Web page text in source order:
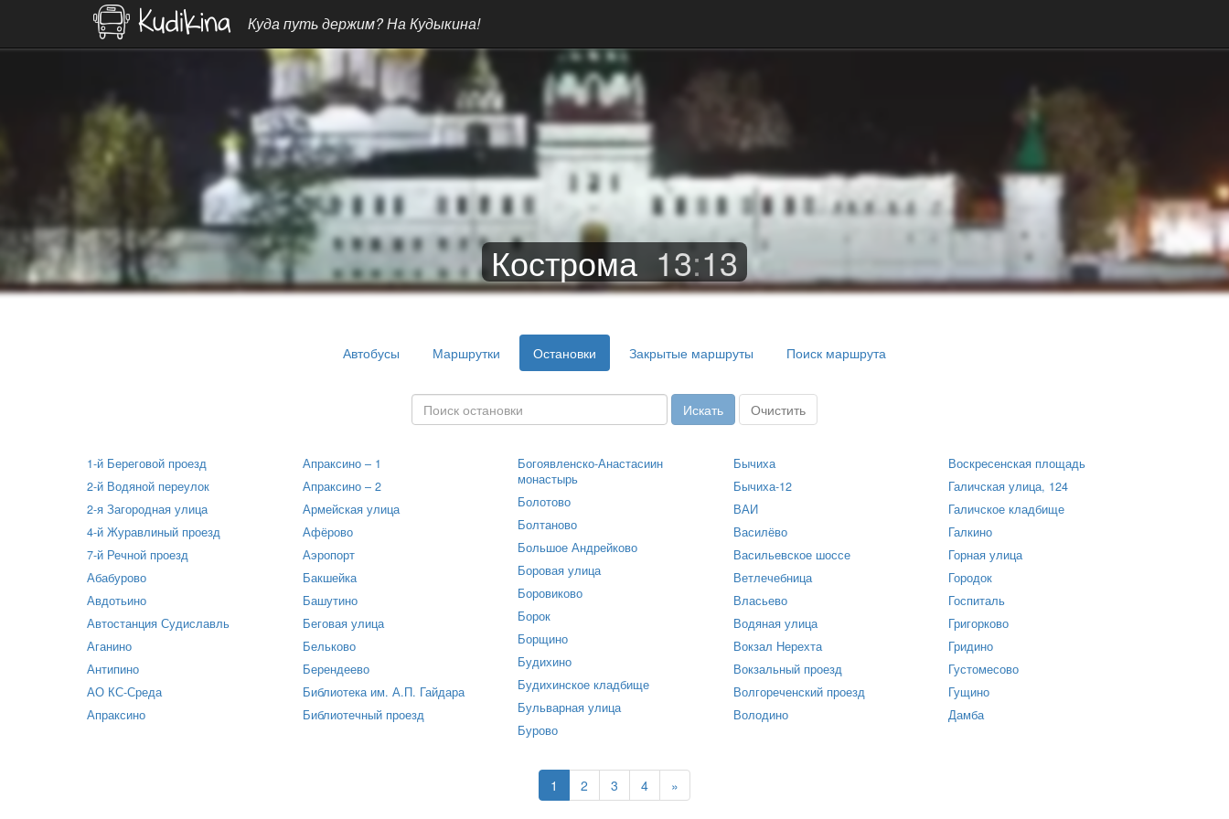
Куда путь держим? На Кудыкина!
Кострома 13:13
Автобусы Маршрутки Остановки Закрытые маршруты Поиск маршрута
1-й Береговой проезд
2-й Водяной переулок
2-я Загородная улица
4-й Журавлиный проезд
7-й Речной проезд
Абабурово
Авдотьино
Автостанция Судиславль
Аганино
Антипино
АО КС-Среда
Апраксино
Апраксино – 1
Апраксино – 2
Армейская улица
Афёрово
Аэропорт
Бакшейка
Башутино
Беговая улица
Бельково
Берендеево
Библиотека им. А.П. Гайдара
Библиотечный проезд
Богоявленско-Анастасиин
монастырь
Болотово
Болтаново
Большое Андрейково
Боровая улица
Боровиково
Борок
Борщино
Будихино
Будихинское кладбище
Бульварная улица
Бурово
Бычиха
Бычиха-12
ВАИ
Василёво
Васильевское шоссе
Ветлечебница
Власьево
Водяная улица
Вокзал Нерехта
Вокзальный проезд
Волгореченский проезд
Володино
Воскресенская площадь
Галичская улица, 124
Галичское кладбище
Галкино
Горная улица
Городок
Госпиталь
Григорково
Гридино
Густомесово
Гущино
Дамба
1 2 3 4 »